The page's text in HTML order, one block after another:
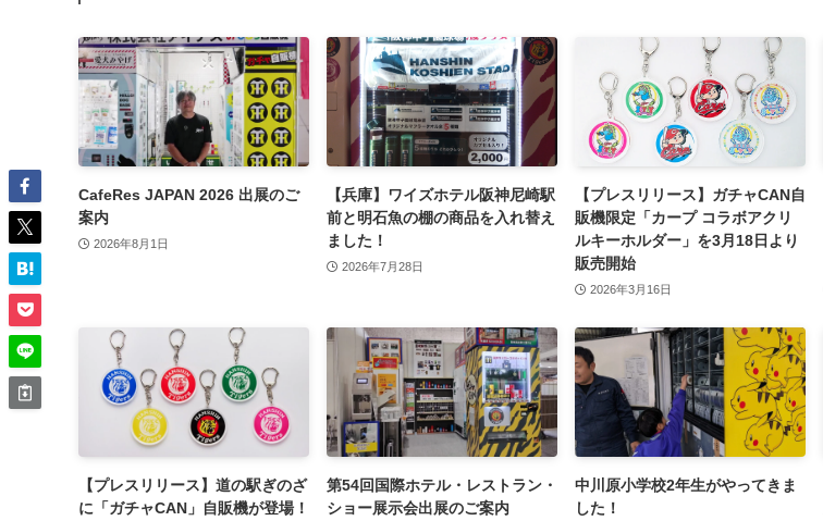
CafeRes JAPAN 2026 出展のご
案内
2026年8月1日
【兵庫】ワイズホテル阪神尼崎駅
前と明石魚の棚の商品を入れ替え
ました！
2026年7月28日
【プレスリリース】ガチャCAN自
販機限定「カープ コラボアクリ
ルキーホルダー」を3月18日より
販売開始
2026年3月16日
【プレスリリース】道の駅ぎのざ
に「ガチャCAN」自販機が登場！
第54回国際ホテル・レストラン・
ショー展示会出展のご案内
中川原小学校2年生がやってきま
した！